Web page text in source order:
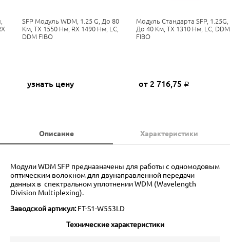
SFP Модуль WDM, 1.25 G, До 80
Км, TX 1550 Нм, RX 1490 Нм, LC,
DDM FIBO
узнать цену
Модуль Стандарта SFP, 1.25G,
До 40 Км, TX 1310 Нм, LC, DDM
FIBO
от 2 716,75 Р
Описание Характеристики
Модули WDM SFP предназначены для работы с одномодовым
оптическим волокном для двунаправленной передачи
данных в спектральном уплотнении WDM (Wavelength
Division Multiplexing).
Заводской артикул:FT-S1-W553LD
Технические характеристики